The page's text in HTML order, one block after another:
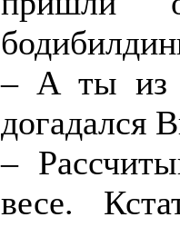
– А ты из
догадался
–
весе.